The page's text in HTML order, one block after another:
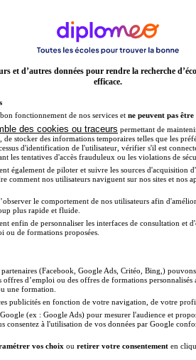
par alternance
en alternance
et d’autres données pour rendre la recherche
efficace.
fonctionnement de nos services et ne peuvent pas être
des cookies ou traceurs permettant de
stocker des informations temporaires telles que les
d'identification de l'utilisateur, vérifier s'il est
les tentatives d'accès frauduleux ou les violations de
également de piloter et suivre les sources d'acquisition
comment nos utilisateurs naviguent sur nos sites et nos
le comportement de nos utilisateurs afin
plus rapide et fluide.
enfin de personnaliser les interfaces de consultation et
ou de formations proposées.
partenaires (Facebook, Google Ads, Critéo, Bing,)
offres d’emploi ou des offres de formations
une formation.
publicités en fonction de votre navigation, de votre
(ex : Google Ads) pour mesurer l'audience et
consentez à l'utilisation de vos données par Google
vos choix ou retirer votre consentement en